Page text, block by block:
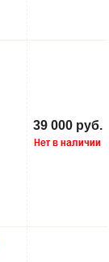
39 000 руб.